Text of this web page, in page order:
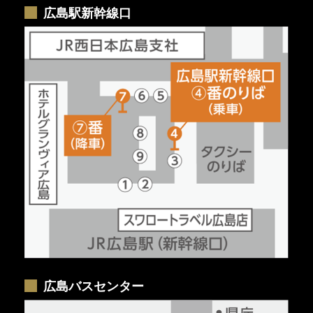
広島駅新幹線口
広島バスセンター